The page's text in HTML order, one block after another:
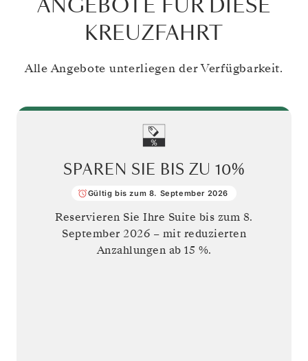
ANGEBOTE FÜR DIESE
KREUZFAHRT
Alle Angebote unterliegen der Verfügbarkeit.
SPAREN SIE BIS ZU 10%
Gültig bis zum 8. September 2026
Reservieren Sie Ihre Suite bis zum 8.
September 2026 – mit reduzierten
Anzahlungen ab 15 %.